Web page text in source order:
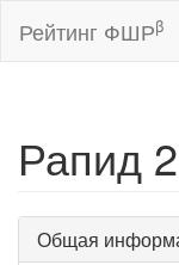
Рейтинг ФШРβ
Рапид
Общая